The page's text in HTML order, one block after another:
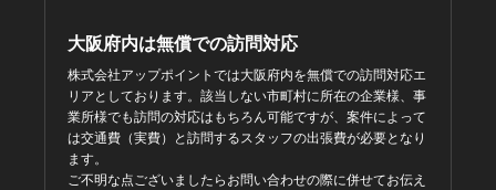
大阪府内は無償での訪問対応
株式会社アップポイントでは大阪府内を無償での訪問対応エ
リアとしております。該当しない市町村に所在の企業様、事
業所様でも訪問の対応はもちろん可能ですが、案件によって
は交通費（実費）と訪問するスタッフの出張費が必要となり
ます。
ご不明な点ございましたらお問い合わせの際に併せてお伝え